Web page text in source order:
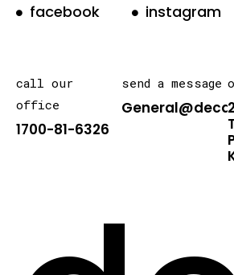
facebook instagram
call our
office
1700-81-6326
send a message